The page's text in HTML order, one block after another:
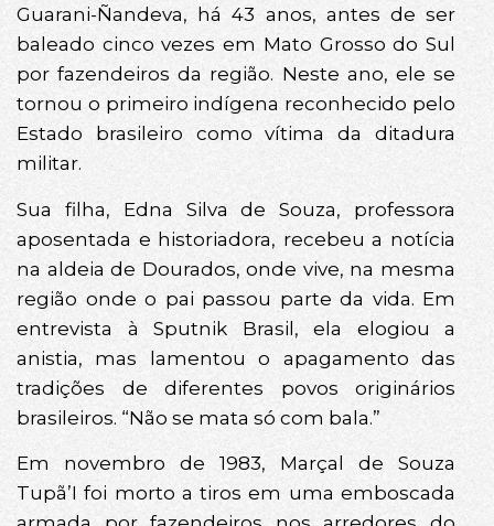
Guarani-Ñandeva, há 43 anos, antes de ser
baleado cinco vezes em Mato Grosso do Sul
por fazendeiros da região. Neste ano, ele se
tornou o primeiro indígena reconhecido pelo
Estado brasileiro como vítima da ditadura
militar.
Sua filha, Edna Silva de Souza, professora
aposentada e historiadora, recebeu a notícia
na aldeia de Dourados, onde vive, na mesma
região onde o pai passou parte da vida. Em
entrevista à Sputnik Brasil, ela elogiou a
anistia, mas lamentou o apagamento das
tradições de diferentes povos originários
brasileiros. “Não se mata só com bala.”
Em novembro de 1983, Marçal de Souza
Tupã’I foi morto a tiros em uma emboscada